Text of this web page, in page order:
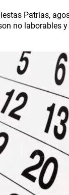
Patrias,
no laborables